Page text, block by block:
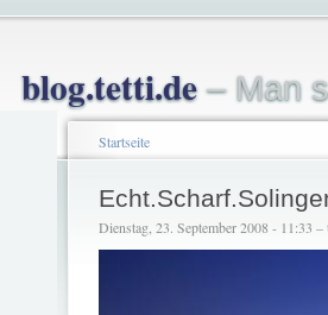
blog.tetti.de– Man
Startseite
Dienstag, 23. September 2008 - 11:33 –